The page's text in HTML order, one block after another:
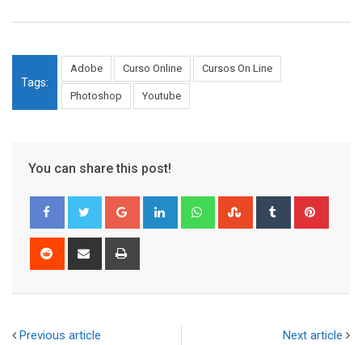
Tags:
Adobe Curso Online Cursos On Line
Photoshop Youtube
You can share this post!
Google+ LinkedIn WhatsappStumbleUpon
Tumblr
Reddit
Share
Previous article Next article